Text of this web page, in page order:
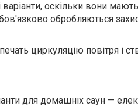
варіанти, оскільки вони
обробляються
циркуляцію повітря і
для домашніх саун —